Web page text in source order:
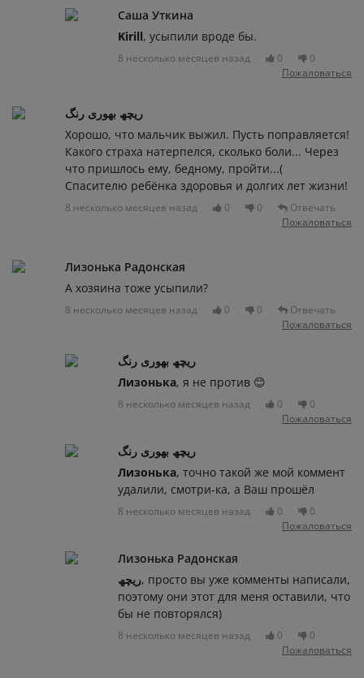
Саша Уткина
Kirill, усыпили вроде бы.
8 несколько месяцев назад 0
0
Пожаловаться
ریچھ بھوری رنگ
Хорошо, что мальчик выжил. Пусть поправляется!
Какого страха натерпелся, сколько боли... Через
что пришлось ему, бедному, пройти...(
Спасителю ребёнка здоровья и долгих лет жизни!
8 несколько месяцев назад 0 0
Отвечать
Пожаловаться
Лизонька Радонская
А хозяина тоже усыпили?
8 несколько месяцев назад 0 0
Отвечать
Пожаловаться
ریچھ بھوری رنگ
Лизонька, я не против 😊
8 несколько месяцев назад 0
0
Пожаловаться
ریچھ بھوری رنگ
Лизонька, точно такой же мой коммент
удалили, смотри-ка, а Ваш прошёл
8 несколько месяцев назад 0
0
Пожаловаться
Лизонька Радонская
ریچھ, просто вы уже комменты написали,
поэтому они этот для меня оставили, что
бы не повторялся)
8 несколько месяцев назад 0
0
Пожаловаться